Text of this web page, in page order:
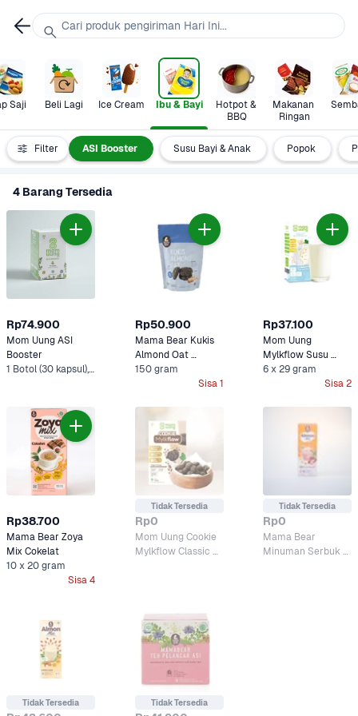
Saji Beli Lagi Ice Cream Ibu & Bayi
Hotpot &
BBQ
Makanan
Ringan
Filter
MPASI ASI Booster Susu Bayi & Anak Popok
4 Barang Tersedia
Rp74.900
Mom Uung ASI
Booster
1 Botol (30 kapsul), 1 Botol (60 kapsul)
Rp50.900
Mama Bear Kukis
Almond Oat
Cookies & Cream
150 gram
Sisa 1
Rp37.100
Mom Uung
Mylkflow Susu
Pelancar ASI
Creamy Vanilla
6 x 29 gram
Sisa 2
Rp38.700
Mama Bear Zoya
Mix Cokelat
10 x 20 gram
Sisa 4
Tidak Tersedia
Rp0
Mom Uung Cookie
Mylkflow Classic
Tidak Tersedia
Rp0
Mama Bear
Minuman Serbuk
Tidak Tersedia Tidak Tersedia
Cari produk pengiriman Hari Ini...